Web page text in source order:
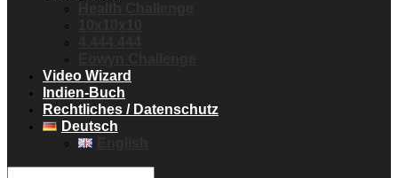
Video Wizard
Indien-Buch
Rechtliches / Datenschutz
Deutsch